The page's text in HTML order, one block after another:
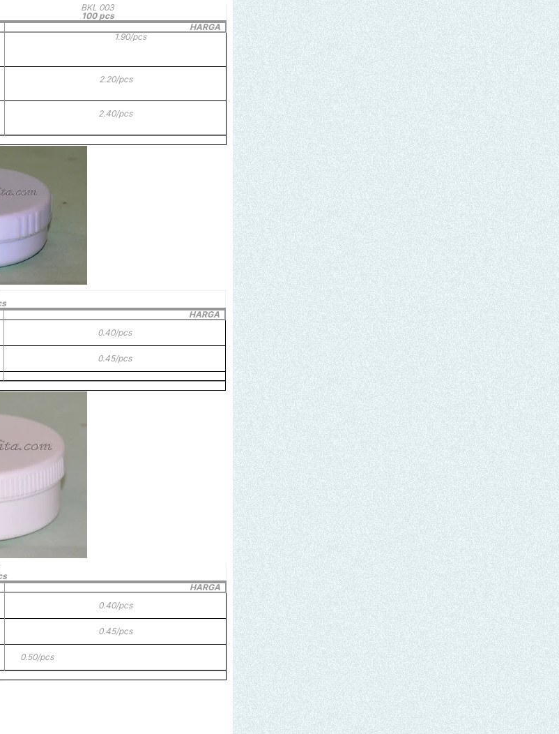
BKL 003
100 pcs
HARGA
1.90/pcs
2.20/pcs
2.40/pcs
HARGA
0.40/pcs
0.45/pcs
HARGA
0.40/pcs
0.45/pcs
0.50/pcs